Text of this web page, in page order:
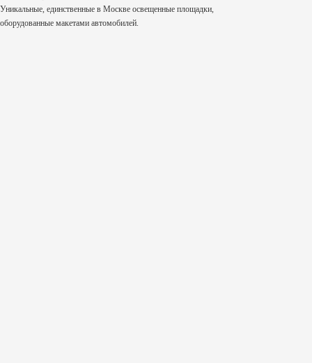
Уникальные, единственные в Москве освещенные площадки,
оборудованные макетами автомобилей.